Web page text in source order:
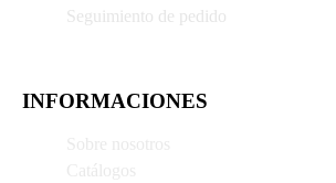
Seguimiento de pedido
INFORMACIONES